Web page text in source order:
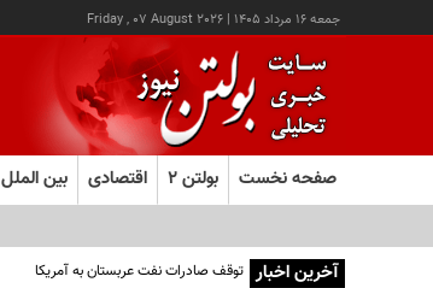
جمعه ۱۶ مرداد ۱۴۰۵ |
Friday , 07 August 2026
صفحه نخست بولتن ۲ اقتصادی بین الملل
آخرین اخبار توقف صادرات نفت عربستان به آمریکا